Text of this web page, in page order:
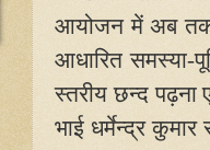
आयोजन में अब तक
आधारित समस्या-
स्तरीय छन्द
भाई धर्मेन्द्र